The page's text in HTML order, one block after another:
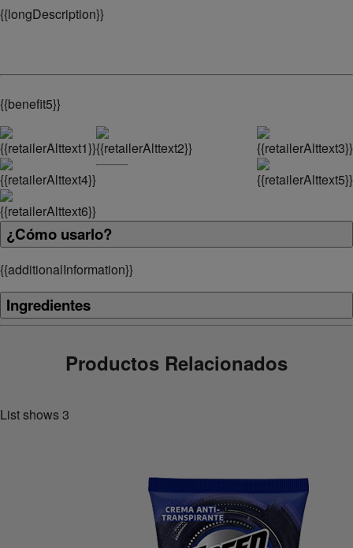
{{longDescription}}
{{benefit5}}
¿Cómo usarlo?
{{additionalInformation}}
Ingredientes
Productos Relacionados
List shows3